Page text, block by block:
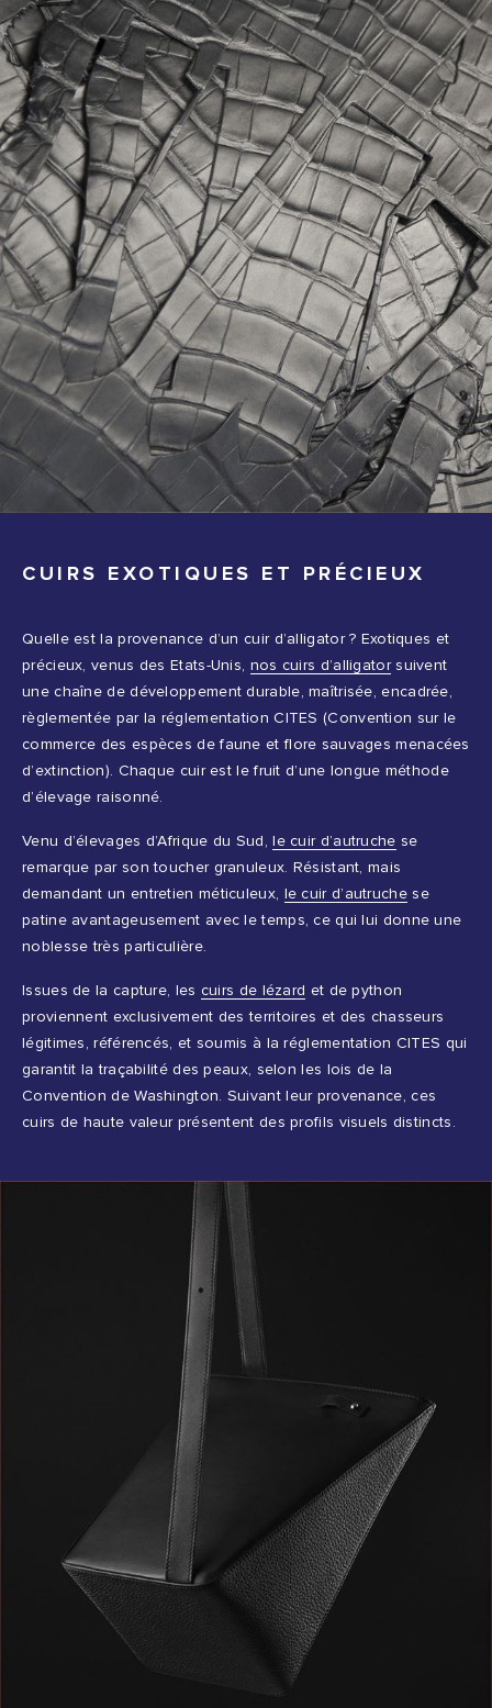
CUIRS EXOTIQUES ET PRÉCIEUX
Quelle est la provenance d’un cuir d’alligator ? Exotiques et
précieux, venus des Etats-Unis, nos cuirs d’alligatorsuivent
une chaîne de développement durable, maîtrisée, encadrée,
règlementée par la réglementation CITES (Convention sur le
commerce des espèces de faune et flore sauvages menacées
d’extinction). Chaque cuir est le fruit d’une longue méthode
d’élevage raisonné.
Venu d’élevages d’Afrique du Sud, le cuir d’autruche se
remarque par son toucher granuleux. Résistant, mais
demandant un entretien méticuleux,
le cuir d’autruchese
patine avantageusement avec le temps, ce qui lui donne une
noblesse très particulière.
Issues de la capture, les cuirs de lézard et de python
proviennent exclusivement des territoires et des chasseurs
légitimes, référencés, et soumis à la réglementation CITES qui
garantit la traçabilité des peaux, selon les lois de la
Convention de Washington. Suivant leur provenance, ces
cuirs de haute valeur présentent des profils visuels distincts.